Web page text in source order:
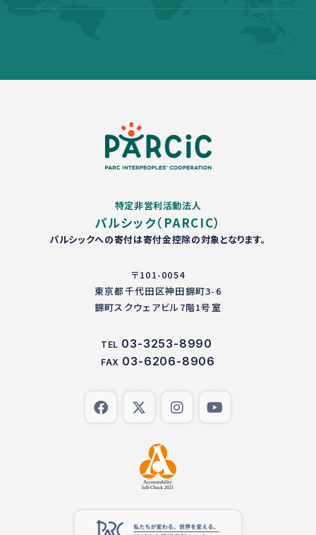
特定非営利活動法人
パルシック（PARCIC）
パルシックへの寄付は寄付金控除の対象となります。
〒101-0054
東京都千代田区神田錦町3-6
錦町スクウェアビル7階1号室
TEL 03-3253-8990
FAX 03-6206-8906